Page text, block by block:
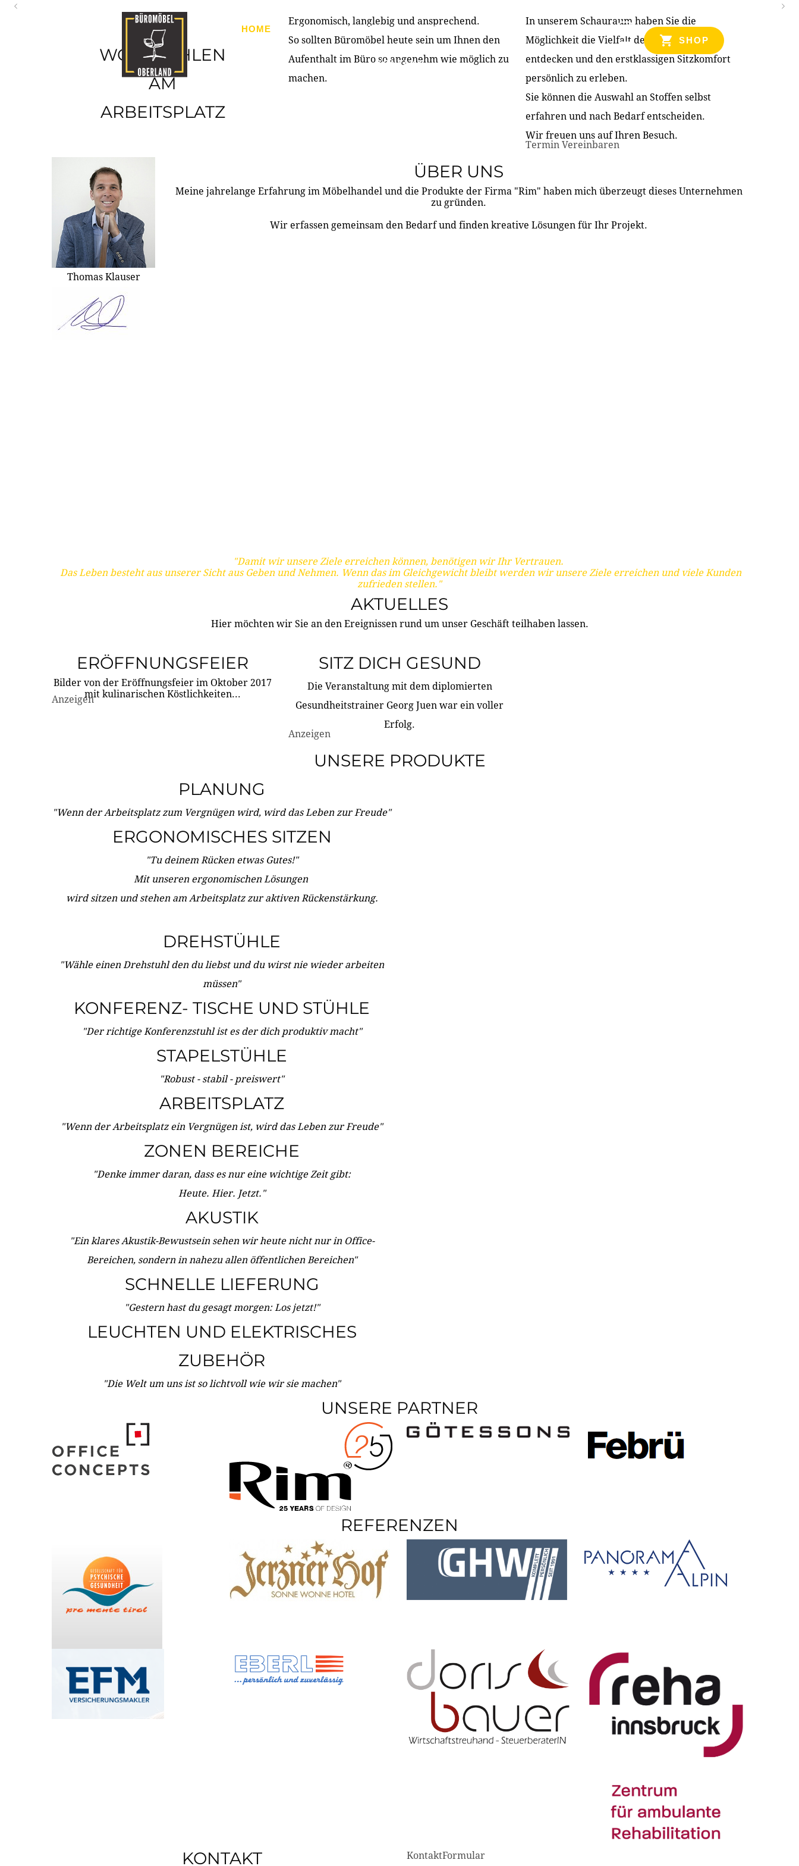
HOME PRODUKTE ÜBER UNS PARTNER & REFERENZEN
KONTAKT
SHOP
WOHLFÜHLEN
AM
ARBEITSPLATZ
Ergonomisch, langlebig und ansprechend.
So sollten Büromöbel heute sein um Ihnen den
Aufenthalt im Büro so angenehm wie möglich zu
machen.
In unserem Schauraum haben Sie die
Möglichkeit die Vielfalt der Produkte zu
entdecken und den erstklassigen Sitzkomfort
persönlich zu erleben.
Sie können die Auswahl an Stoffen selbst
erfahren und nach Bedarf entscheiden.
Wir freuen uns auf Ihren Besuch.
Termin Vereinbaren
Thomas Klauser
ÜBER UNS
Meine jahrelange Erfahrung im Möbelhandel und die Produkte der Firma "Rim" haben mich überzeugt dieses Unternehmen
zu gründen.
Wir erfassen gemeinsam den Bedarf und finden kreative Lösungen für Ihr Projekt.
"Damit wir unsere Ziele erreichen können, benötigen wir Ihr Vertrauen.
Das Leben besteht aus unserer Sicht aus Geben und Nehmen. Wenn das im Gleichgewicht bleibt werden wir unsere Ziele erreichen und viele Kunden
zufrieden stellen."
AKTUELLES
Hier möchten wir Sie an den Ereignissen rund um unser Geschäft teilhaben lassen.
ERÖFFNUNGSFEIER
Bilder von der Eröffnungsfeier im Oktober 2017
mit kulinarischen Köstlichkeiten...
Anzeigen
SITZ DICH GESUND
Die Veranstaltung mit dem diplomierten
Gesundheitstrainer Georg Juen war ein voller
Erfolg.
Anzeigen
UNSERE PRODUKTE
PLANUNG
"Wenn der Arbeitsplatz zum Vergnügen wird, wird das Leben zur Freude"
ERGONOMISCHES SITZEN
"Tu deinem Rücken etwas Gutes!"
Mit unseren ergonomischen Lösungen
wird sitzen und stehen am Arbeitsplatz zur aktiven Rückenstärkung.
DREHSTÜHLE
"Wähle einen Drehstuhl den du liebst und du wirst nie wieder arbeiten
müssen"
KONFERENZ- TISCHE UND STÜHLE
"Der richtige Konferenzstuhl ist es der dich produktiv macht"
STAPELSTÜHLE
"Robust - stabil - preiswert"
ARBEITSPLATZ
"Wenn der Arbeitsplatz ein Vergnügen ist, wird das Leben zur Freude"
ZONEN BEREICHE
"Denke immer daran, dass es nur eine wichtige Zeit gibt:
Heute. Hier. Jetzt."
AKUSTIK
"Ein klares Akustik-Bewustsein sehen wir heute nicht nur in Office-
Bereichen, sondern in nahezu allen öffentlichen Bereichen"
SCHNELLE LIEFERUNG
"Gestern hast du gesagt morgen: Los jetzt!"
LEUCHTEN UND ELEKTRISCHES
ZUBEHÖR
"Die Welt um uns ist so lichtvoll wie wir sie machen"
UNSERE PARTNER
REFERENZEN
KONTAKT KontaktFormular